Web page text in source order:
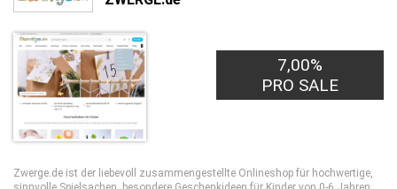
7,00%
PRO SALE
Zwerge.de ist der liebevoll zusammengestellte Onlineshop für hochwertige,